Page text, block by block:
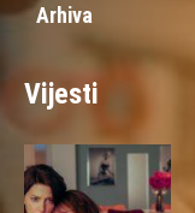
Arhiva
Vijesti